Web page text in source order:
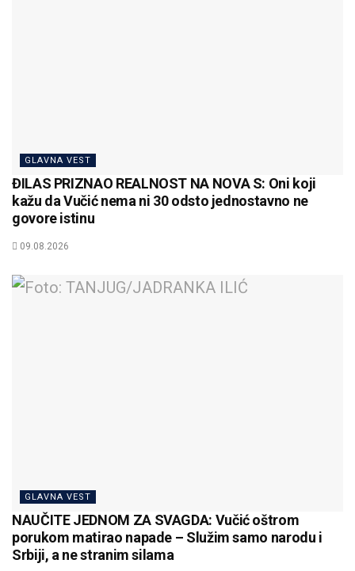
GLAVNA VEST
ĐILAS PRIZNAO REALNOST NA NOVA S: Oni koji
kažu da Vučić nema ni 30 odsto jednostavno ne
govore istinu
09.08.2026
GLAVNA VEST
NAUČITE JEDNOM ZA SVAGDA: Vučić oštrom
porukom matirao napade – Služim samo narodu i
Srbiji, a ne stranim silama